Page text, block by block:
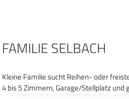
FAMILIE SELBACH
Kleine Familie sucht Reihen- oder
4 bis 5 Zimmern, Garage/Stellplatz und